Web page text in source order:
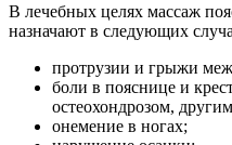
В лечебных целях массаж
назначают в следующих
протрузии и грыжи
боли в пояснице и
остеохондрозом,
онемение в ногах;